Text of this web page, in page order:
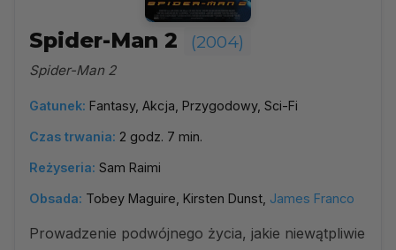
Spider-Man 2 (2004)
Spider-Man 2
Gatunek: Fantasy, Akcja, Przygodowy, Sci-Fi
Czas trwania: 2 godz. 7 min.
Reżyseria: Sam Raimi
Obsada: Tobey Maguire, Kirsten Dunst, James Franco
Prowadzenie podwójnego życia, jakie niewątpliwie